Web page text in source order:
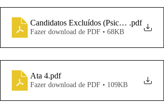
Candidatos Excluídos (Psicologia)
.pdf
Fazer download de PDF • 68KB
Ata 4.pdf
Fazer download de PDF • 109KB